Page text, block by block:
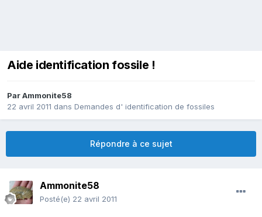
Aide identification fossile !
ParAmmonite58
22 avril 2011 dans Demandes d' identification de fossiles
Répondre à ce sujet
Ammonite58
Posté(e) 22 avril 2011